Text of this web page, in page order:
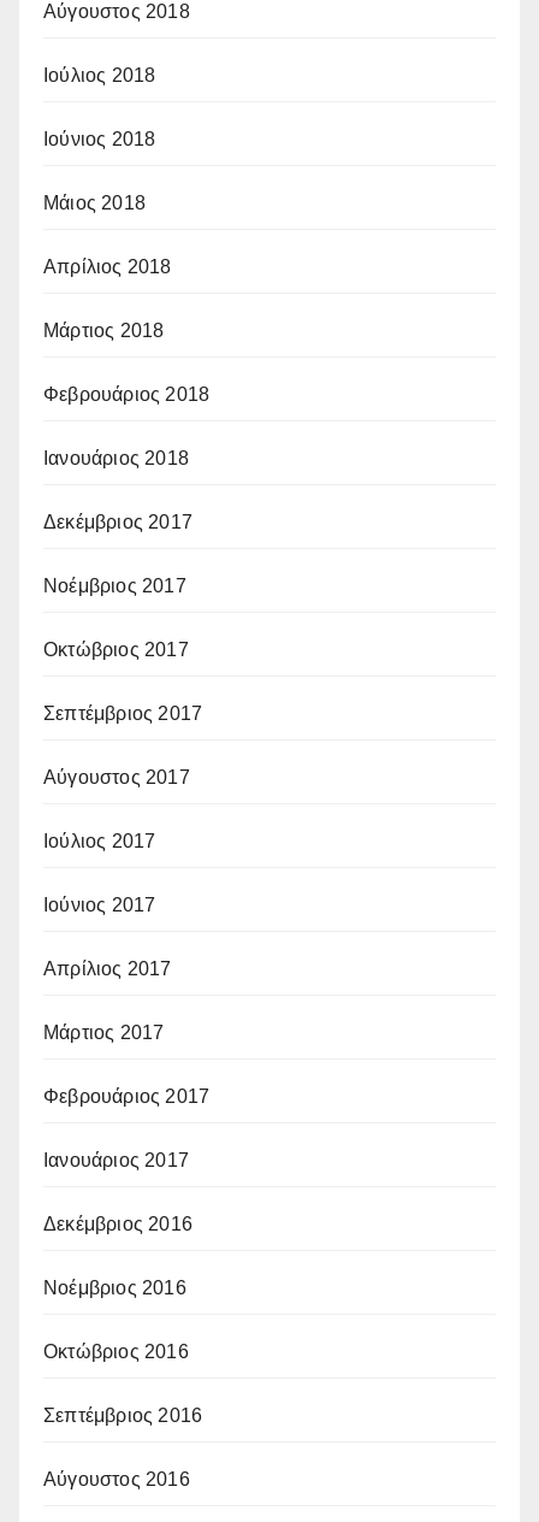
Αύγουστος 2018
Ιούλιος 2018
Ιούνιος 2018
Μάιος 2018
Απρίλιος 2018
Μάρτιος 2018
Φεβρουάριος 2018
Ιανουάριος 2018
Δεκέμβριος 2017
Νοέμβριος 2017
Οκτώβριος 2017
Σεπτέμβριος 2017
Αύγουστος 2017
Ιούλιος 2017
Ιούνιος 2017
Απρίλιος 2017
Μάρτιος 2017
Φεβρουάριος 2017
Ιανουάριος 2017
Δεκέμβριος 2016
Νοέμβριος 2016
Οκτώβριος 2016
Σεπτέμβριος 2016
Αύγουστος 2016